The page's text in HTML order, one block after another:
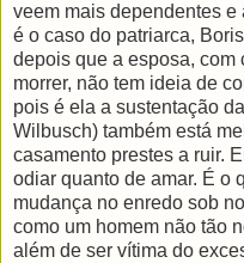
veem mais dependentes
é o caso do patriarca,
depois que a esposa, com
morrer, não tem ideia de
pois é ela a sustentação
Wilbusch) também está
casamento prestes a ruir.
odiar quanto de amar. É o
mudança no enredo sob
como um homem não tão
além de ser vítima do